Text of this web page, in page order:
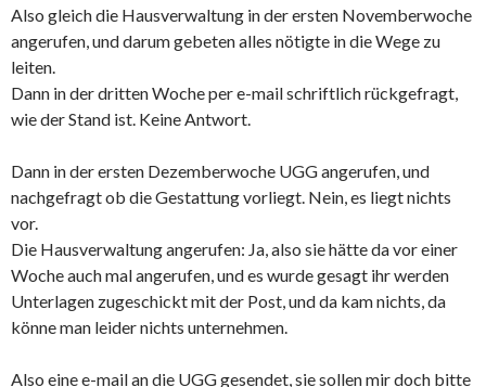
Also gleich die Hausverwaltung in der ersten Novemberwoche
angerufen, und darum gebeten alles nötigte in die Wege zu
leiten.
Dann in der dritten Woche per e-mail schriftlich rückgefragt,
wie der Stand ist. Keine Antwort.
Dann in der ersten Dezemberwoche UGG angerufen, und
nachgefragt ob die Gestattung vorliegt. Nein, es liegt nichts
vor.
Die Hausverwaltung angerufen: Ja, also sie hätte da vor einer
Woche auch mal angerufen, und es wurde gesagt ihr werden
Unterlagen zugeschickt mit der Post, und da kam nichts, da
könne man leider nichts unternehmen.
Also eine e-mail an die UGG gesendet, sie sollen mir doch bitte